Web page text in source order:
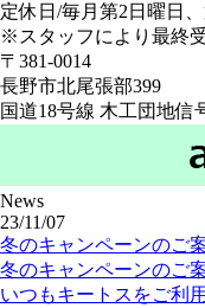
定休日/毎月第2日曜日
※スタッフにより最終
〒381-0014
長野市北尾張部399
国道18号線 木工団地信
News
23/11/07
冬のキャンペーンのご案
冬のキャンペーンのご案
いつもキートスをご利